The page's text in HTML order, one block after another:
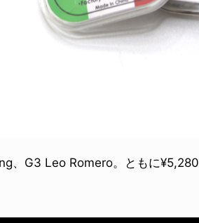
、G3 Leo Romero。ともに¥5,280